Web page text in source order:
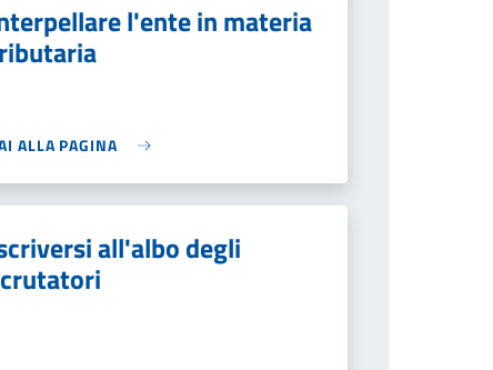
l'ente in materia
ALLA PAGINA
all'albo degli